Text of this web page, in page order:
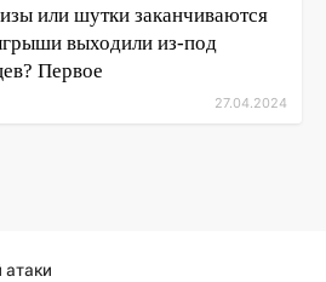
или шутки заканчиваются
выходили из-под
Первое
27.04.2024